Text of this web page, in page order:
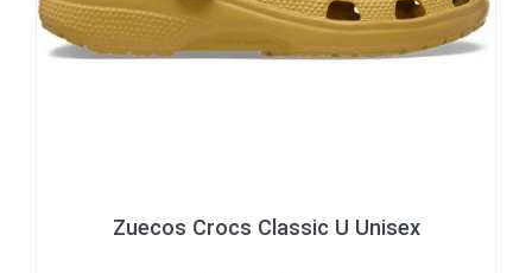
Zuecos Crocs Classic U Unisex